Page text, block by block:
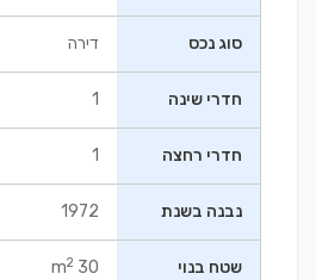
סוג נכס דירה
חדרי שינה 1
חדרי רחצה 1
נבנה בשנת 1972
שטח בנוי 30 m
2